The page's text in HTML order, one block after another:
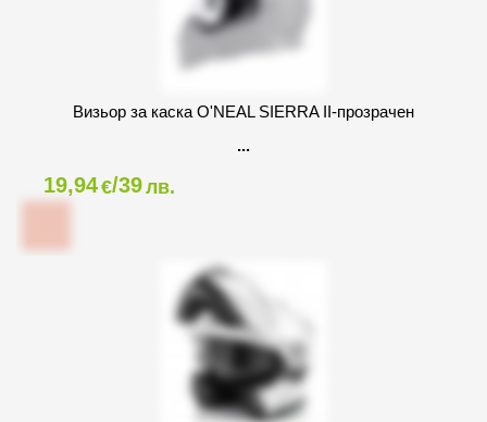
Визьор за каска O'NEAL SIERRA II-прозрачен
19,94€/39лв.